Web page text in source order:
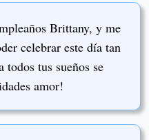
Brittany, y me
celebrar este día tan
tus sueños se
amor!